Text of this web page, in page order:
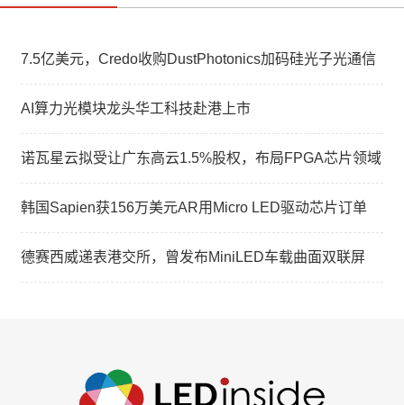
7.5亿美元，Credo收购DustPhotonics加码硅光子光通信
AI算力光模块龙头华工科技赴港上市
诺瓦星云拟受让广东高云1.5%股权，布局FPGA芯片领域
韩国Sapien获156万美元AR用Micro LED驱动芯片订单
德赛西威递表港交所，曾发布MiniLED车载曲面双联屏